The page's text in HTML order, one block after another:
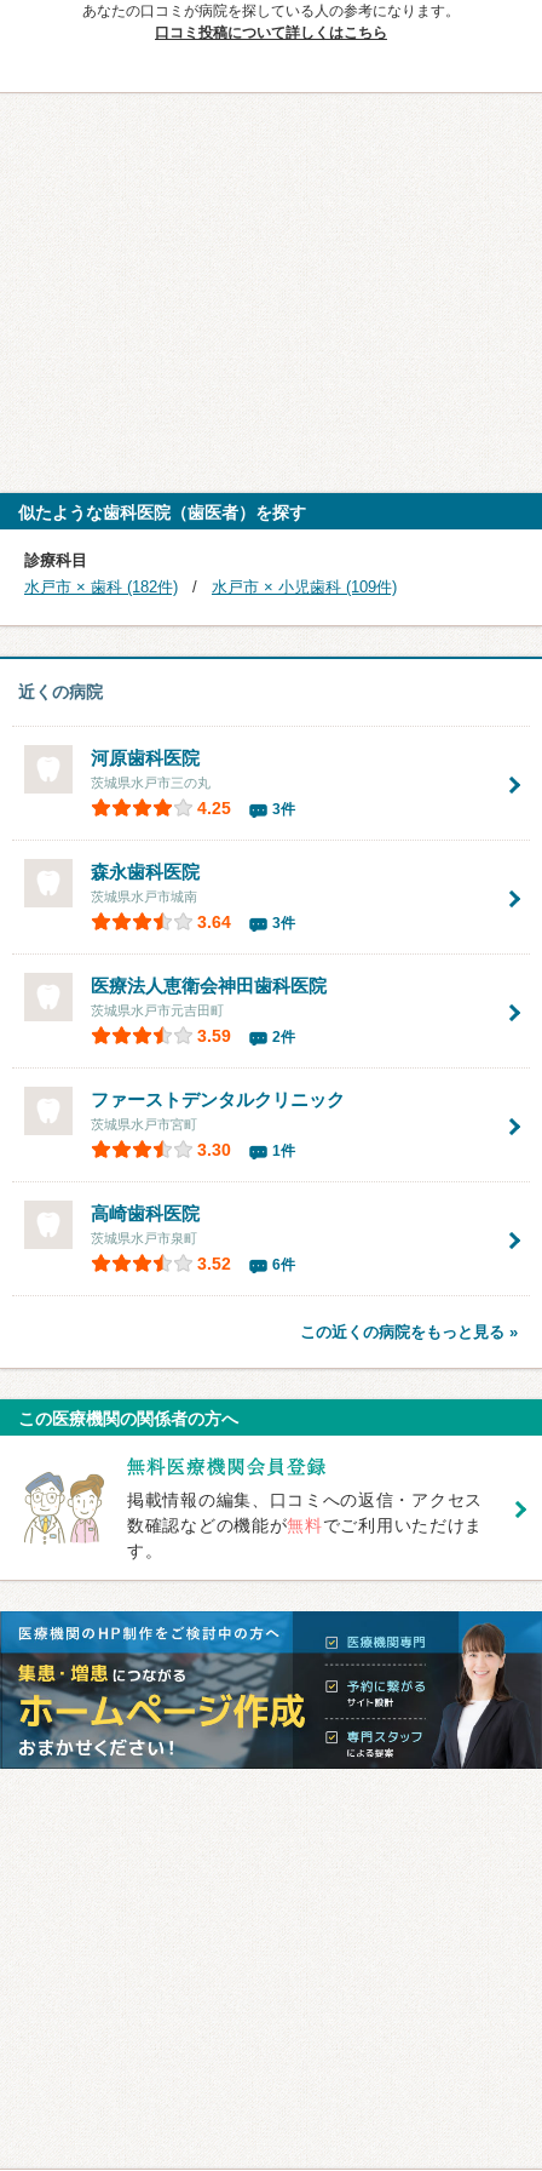
あなたの口コミが病院を探している人の参考になります。
口コミ投稿について詳しくはこちら
似たような歯科医院（歯医者）を探す
診療科目
水戸市 × 歯科 (182件)
水戸市 × 小児歯科 (109件)
近くの病院
河原歯科医院
茨城県水戸市三の丸
4.25 3件
森永歯科医院
茨城県水戸市城南
3.64 3件
医療法人恵衛会神田歯科医院
茨城県水戸市元吉田町
3.59 2件
ファーストデンタルクリニック
茨城県水戸市宮町
3.30 1件
高崎歯科医院
茨城県水戸市泉町
3.52 6件
この近くの病院をもっと見る »
この医療機関の関係者の方へ
掲載情報の編集、口コミへの返信・アクセス
数確認などの機能が無料でご利用いただけま
す。